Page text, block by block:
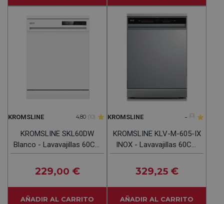
KROMSLINE 4,80 (10)
KROMSLINE SKL60DW
Blanco - Lavavajillas 60CM
14 Servicios
229,00 €
AÑADIR AL CARRITO
KROMSLINE - (0)
KROMSLINE KLV-M-605-IX
INOX - Lavavajillas 60CM
12 Servicios
329,25 €
AÑADIR AL CARRITO